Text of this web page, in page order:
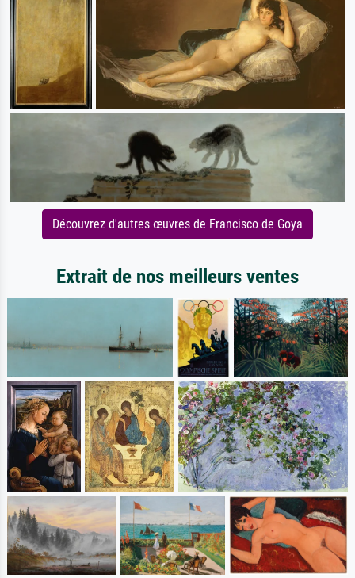
Découvrez d'autres œuvres de Francisco de Goya
Extrait de nos meilleurs ventes